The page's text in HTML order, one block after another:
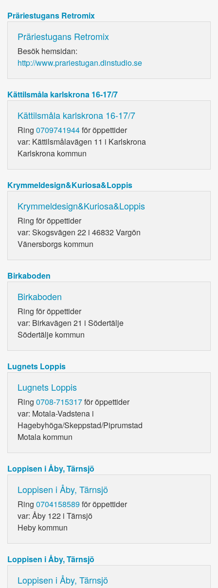
Präriestugans Retromix
Präriestugans Retromix
Besök hemsidan:
http://www.prariestugan.dinstudio.se
Kättilsmåla karlskrona 16-17/7
Kättilsmåla karlskrona 16-17/7
Ring 0709741944för öppettider
var: Kättilsmålavägen 11 i Karlskrona
Karlskrona kommun
Krymmeldesign&Kuriosa&Loppis
Krymmeldesign&Kuriosa&Loppis
Ring för öppettider
var: Skogsvägen 22 i 46832 Vargön
Vänersborgs kommun
Birkaboden
Birkaboden
Ring för öppettider
var: Birkavägen 21 i Södertälje
Södertälje kommun
Lugnets Loppis
Lugnets Loppis
Ring 0708-715317för öppettider
var: Motala-Vadstena i
Hagebyhöga/Skeppstad/Piprumstad
Motala kommun
Loppisen i Åby, Tärnsjö
Loppisen i Åby, Tärnsjö
Ring 0704158589för öppettider
var: Åby 122 i Tärnsjö
Heby kommun
Loppisen i Åby, Tärnsjö
Loppisen i Åby, Tärnsjö